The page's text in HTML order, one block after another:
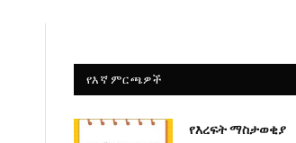
የእኛ ምርጫዎች
የእረፍት ማስታወቂያ